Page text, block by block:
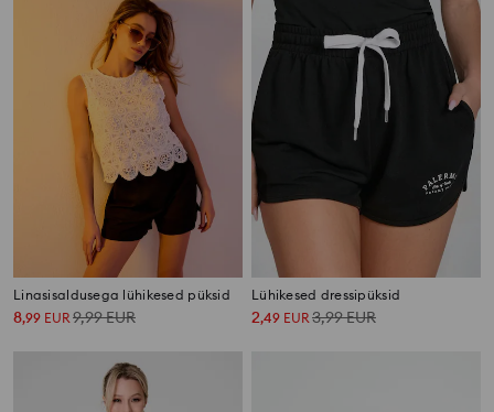
Linasisaldusega lühikesed püksid
8,99 EUR9,99EUR
Lühikesed dressipüksid
2,49 EUR3,99EUR